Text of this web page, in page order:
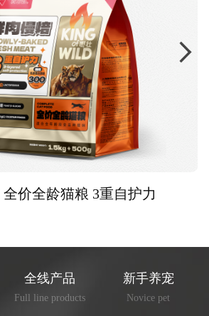
价全龄猫粮 3重自护力
全线产品
Full line products
新手养宠
Novice pet